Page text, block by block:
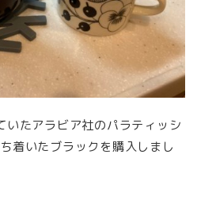
たアラビア社のパラティッシ
着いたブラックを購入しまし